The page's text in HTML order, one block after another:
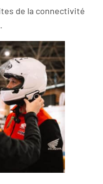
de la connectivité